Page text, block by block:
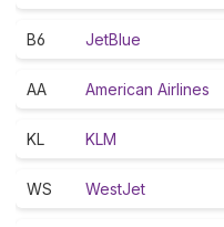
B6 JetBlue
AA American Airlines
KL KLM
WS WestJet